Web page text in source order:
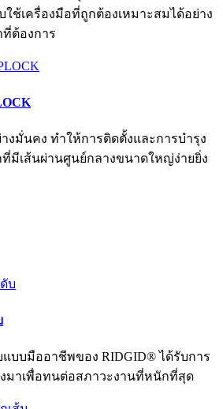
ใช้เครื่องมือที่ถูกต้องเหมาะสมได้อย่าง
ที่ต้องการ
งมั่นคง ทำให้การติดตั้งและการบำรุง
มีเส้นผ่านศูนย์กลางขนาดใหญ่ง่ายยิ่ง
แบบมืออาชีพของ RIDGID® ได้รับการ
มาเพื่อทนต่อสภาวะงานที่หนักที่สุด